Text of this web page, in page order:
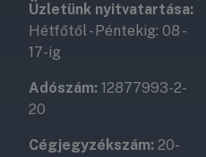
Üzletünk nyitvatartása:
Hétfőtől - Péntekig: 08 -
17-ig
Adószám: 12877993-2-
20
Cégjegyzékszám: 20-